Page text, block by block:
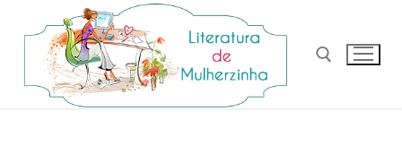
para
conteúdo